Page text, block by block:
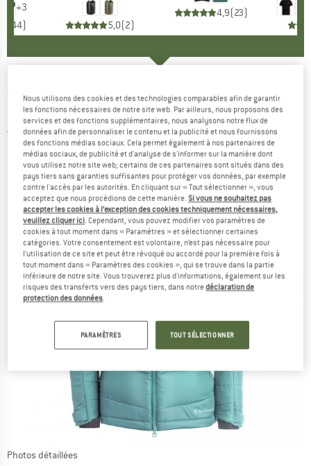
+3
44) 5,0(2)
4,9(23)
Women's Murdock 850
Down Jacket - Doudoune
5,0(1)
Photos détaillées
Nous utilisons des cookies et des technologies comparables afin de garantir
les fonctions nécessaires de notre site web. Par ailleurs, nous proposons des
services et des fonctions supplémentaires, nous analysons notre flux de
données afin de personnaliser le contenu et la publicité et nous fournissons
des fonctions médias sociaux. Cela permet également à nos partenaires de
médias sociaux, de publicité et d'analyse de s'informer sur la manière dont
vous utilisez notre site web; certains de ces partenaires sont situés dans des
pays tiers sans garanties suffisantes pour protéger vos données, par exemple
contre l'accès par les autorités. En cliquant sur « Tout sélectionner », vous
acceptez que nous procédions de cette manière.Si vous ne souhaitez pas
accepter les cookies à l’exception des cookies techniquement nécessaires,
veuillez cliquer ici. Cependant, vous pouvez modifier vos paramètres de
cookies à tout moment dans « Paramètres » et sélectionner certaines
catégories. Votre consentement est volontaire, n’est pas nécessaire pour
l’utilisation de ce site et peut être révoqué ou accordé pour la première fois à
tout moment dans « Paramètres des cookies », qui se trouve dans la partie
inférieure de notre site. Vous trouverez plus d'informations, également sur les
risques des transferts vers des pays tiers, dans notredéclaration de
protection des données.
PARAMÈTRES TOUT SÉLECTIONNER